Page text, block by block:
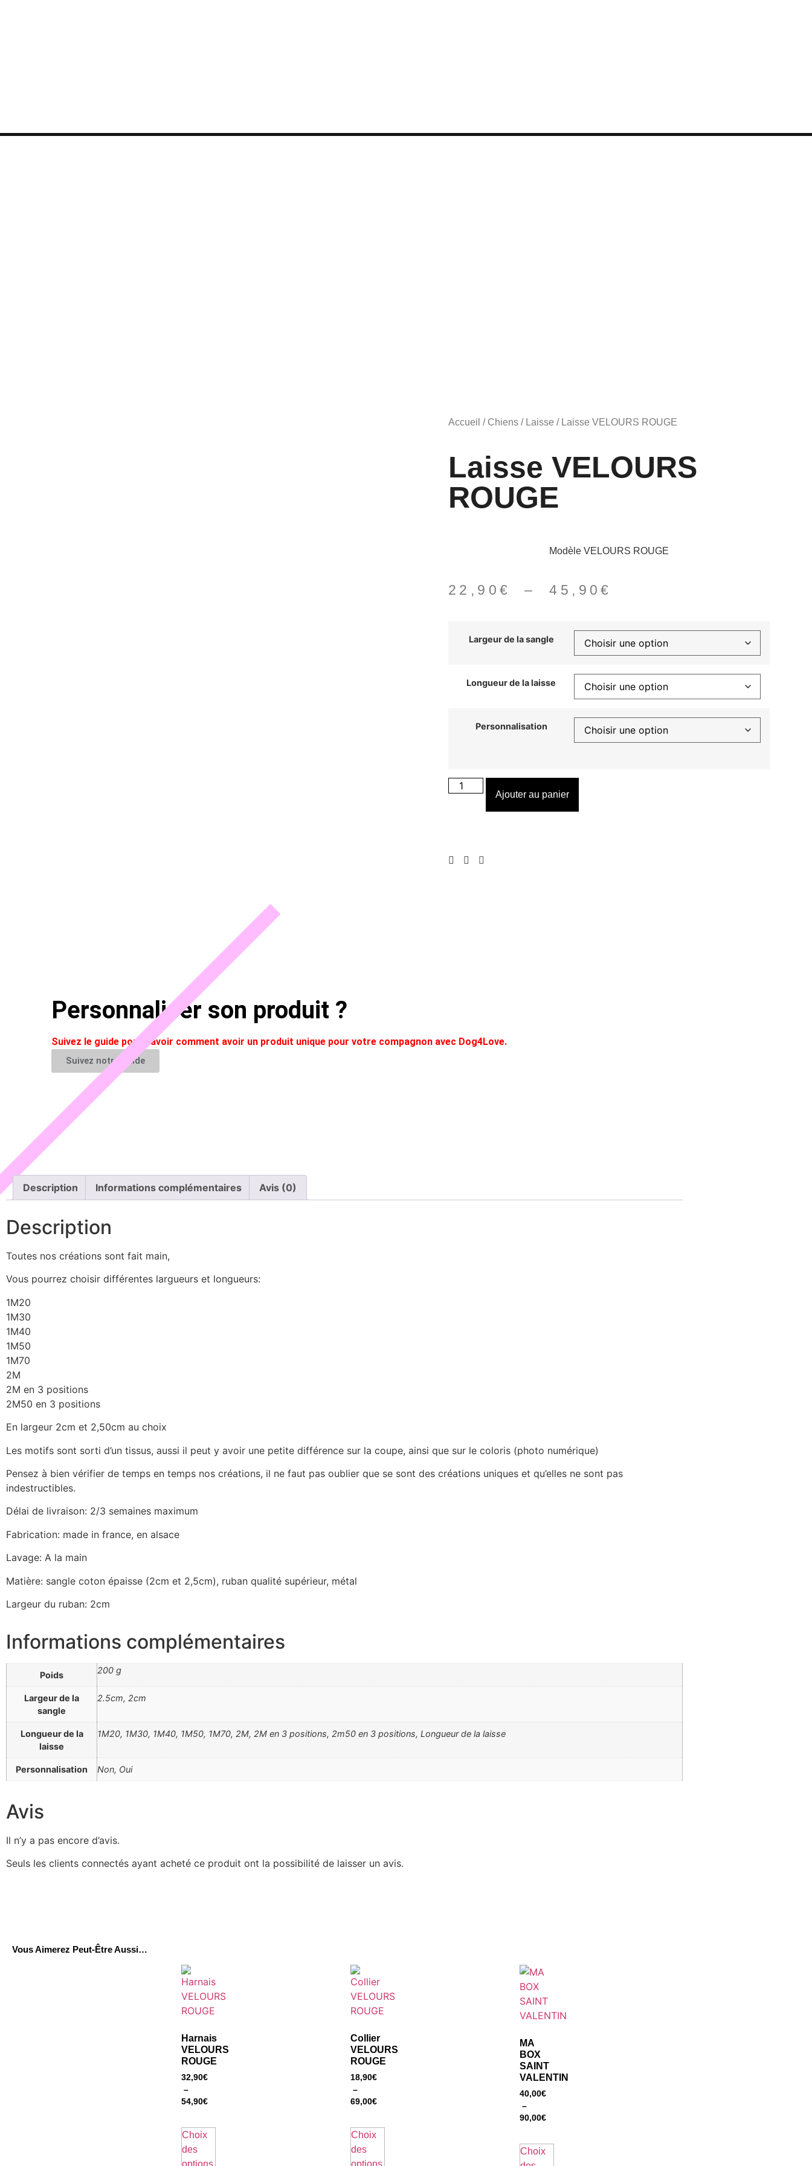
Accueil / Chiens / Laisse / Laisse VELOURS ROUGE
Laisse VELOURS
ROUGE
Modèle VELOURS ROUGE
22,90 € – 45,90€
Largeur de la sangle
Longueur de la laisse
Personnalisation
Ajouter au panier
Personnaliser son produit ?
Suivez le guide pour savoir comment avoir un produit unique pour votre compagnon avec Dog4Love.
Suivez notre guide
Description Informations complémentaires Avis (0)
Description
Toutes nos créations sont fait main,
Vous pourrez choisir différentes largueurs et longueurs:
1M20
1M30
1M40
1M50
1M70
2M
2M en 3 positions
2M50 en 3 positions
En largeur 2cm et 2,50cm au choix
Les motifs sont sorti d’un tissus, aussi il peut y avoir une petite différence sur la coupe, ainsi que sur le coloris (photo numérique)
Pensez à bien vérifier de temps en temps nos créations, il ne faut pas oublier que se sont des créations uniques et qu’elles ne sont pas
indestructibles.
Délai de livraison: 2/3 semaines maximum
Fabrication: made in france, en alsace
Lavage: A la main
Matière: sangle coton épaisse (2cm et 2,5cm), ruban qualité supérieur, métal
Largeur du ruban: 2cm
Informations complémentaires
Poids 200 g
Largeur de la
sangle
2.5cm, 2cm
Longueur de la
laisse
1M20, 1M30, 1M40, 1M50, 1M70, 2M, 2M en 3 positions, 2m50 en 3 positions, Longueur de la laisse
Personnalisation Non, Oui
Avis
Il n’y a pas encore d’avis.
Seuls les clients connectés ayant acheté ce produit ont la possibilité de laisser un avis.
Vous Aimerez Peut-Être Aussi…
Harnais
VELOURS
ROUGE
32,90€
–
54,90€
Choix
des
Collier
VELOURS
ROUGE
18,90€
–
69,00€
Choix
des
MA
BOX
SAINT
VALENTIN
40,00€
–
90,00€
Choix